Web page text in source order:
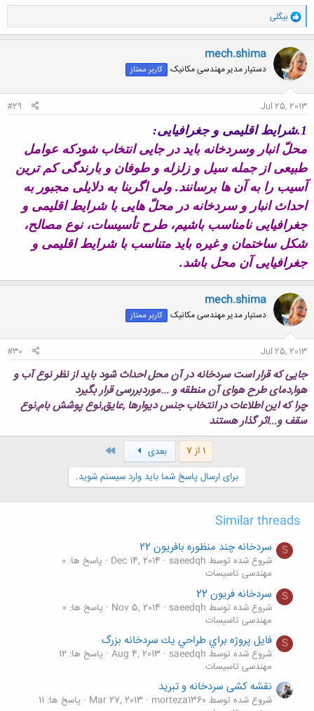
و
ا
ک
ن
ش
ه
ا
بیگلی
mech.shima
دستیار مدیر مهندسی مکانیک کاربر ممتاز
Jul 25, 2013
#29
1.شرايط اقليمى و جغرافيايى:
محلّ انبار وسردخانه بايد در جايى انتخاب شودکه عوامل
طبيعى از جمله سيل و زلزله و طوفان و بارندگى کم ترين
آسيب را به آن ها برسانند. ولى اگربنا به دلايلى مجبور به
احداث انبار و سردخانه در محلّ هايى با شرايط اقليمى و
جغرافيايى نامناسب باشيم، طرح تأسيسات، نوع مصالح،
شکل ساختمان و غيره بايد متناسب با شرايط اقليمى و
جغرافيايی آن محل باشد.
mech.shima
دستیار مدیر مهندسی مکانیک کاربر ممتاز
Jul 25, 2013
#30
جایی که قرار است سردخانه در آن محل احداث شود باید از نظر نوع آب و
هوا,دمای طرح هوای آن منطقه و ...موردبررسی قرار بگیرد
چرا که این اطلاعات در انتخاب جنس دیوارها ,عایق,نوع پوشش بام,نوع
سقف و...اثر گذار هستند
1 از 7 بعدی
برای ارسال پاسخ شما باید وارد سیستم شوید.
Similar threads
S سردخانه چند منظوره بافریون 22
شروع شده توسط saeedqh Dec 14, 2014
پاسخ ها: 0
مهندسی تاسیسات
S سردخانه فریون 22
شروع شده توسط saeedqh Nov 5, 2014
پاسخ ها: 0
مهندسی تاسیسات
S فايل پروژه براي طراحي يك سردخانه بزرگ
شروع شده توسط saeedqh Aug 4, 2013 پاسخ ها: 12
مهندسی تاسیسات
نقشه کشی سردخانه و تبرید
شروع شده توسط morteza1360 Mar 27, 2013
پاسخ ها: 11